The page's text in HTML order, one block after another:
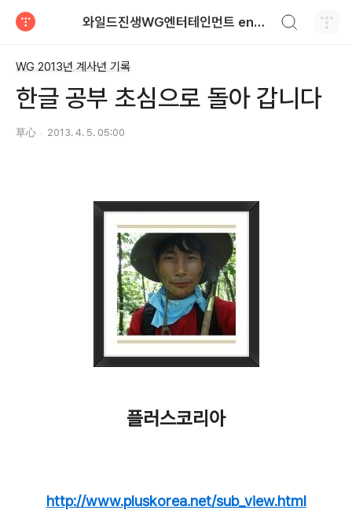
와일드진생WG엔터테인먼트 entertainment
WG 2013년 계사년 기록
한글 공부 초심으로 돌아 갑니다
草心 2013. 4. 5. 05:00
플러스코리아
http://www.pluskorea.net/sub_view.html